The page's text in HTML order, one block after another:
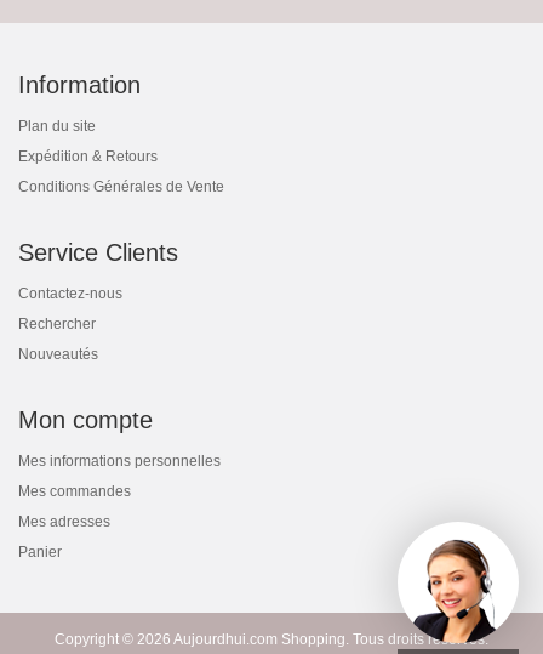
Information
Plan du site
Expédition & Retours
Conditions Générales de Vente
Service Clients
Contactez-nous
Rechercher
Nouveautés
Mon compte
Mes informations personnelles
Mes commandes
Mes adresses
Panier
Copyright © 2026 Aujourdhui.com Shopping. Tous droits réservés.